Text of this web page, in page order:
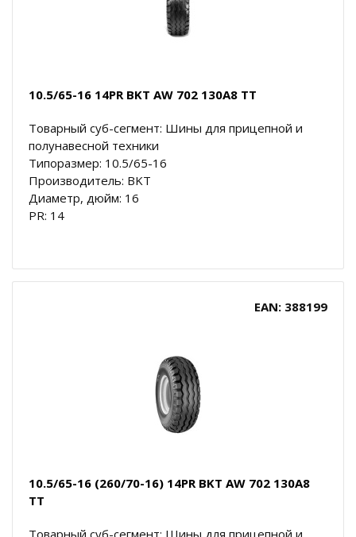
10.5/65-16 14PR BKT AW 702 130A8 TT
Товарный суб-сегмент: Шины для прицепной и
полунавесной техники
Типоразмер: 10.5/65-16
Производитель: BKT
Диаметр, дюйм: 16
PR: 14
EAN: 388199
10.5/65-16 (260/70-16) 14PR BKT AW 702 130A8
TT
Товарный суб-сегмент: Шины для прицепной и